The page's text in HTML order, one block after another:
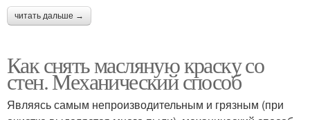
читать дальше →
Как снять масляную краску со
стен. Механический способ
Являясь самым непроизводительным и грязным (при